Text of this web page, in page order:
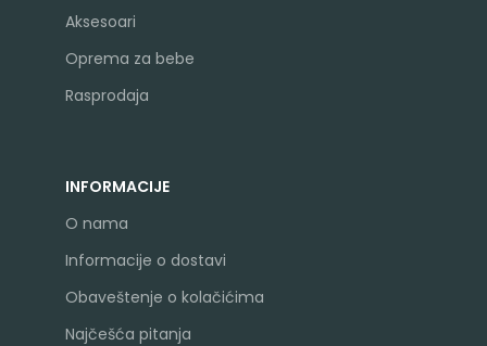
Aksesoari
Oprema za bebe
Rasprodaja
INFORMACIJE
O nama
Informacije o dostavi
Obaveštenje o kolačićima
Najčešća pitanja